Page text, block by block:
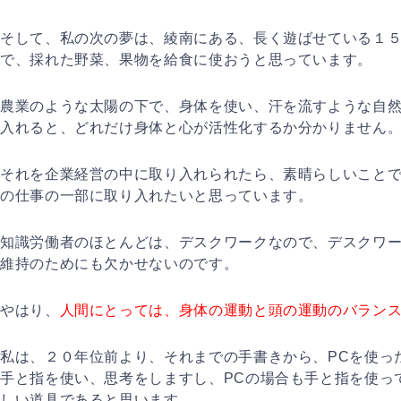
そして、私の次の夢は、綾南にある、長く遊ばせている１
で、採れた野菜、果物を給食に使おうと思っています。
農業のような太陽の下で、身体を使い、汗を流すような自
入れると、どれだけ身体と心が活性化するか分かりません
それを企業経営の中に取り入れられたら、素晴らしいこと
の仕事の一部に取り入れたいと思っています。
知識労働者のほとんどは、デスクワークなので、デスクワ
維持のためにも欠かせないのです。
やはり、 人間にとっては、身体の運動と頭の運動のバラン
私は、２０年位前より、それまでの手書きから、PCを使
手と指を使い、思考をしますし、PCの場合も手と指を使